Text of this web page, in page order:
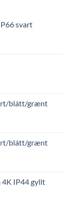
svart
blátt/grænt
blátt/grænt
4K IP44 gyllt